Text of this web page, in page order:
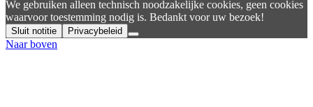
We gebruiken alleen technisch noodzakelijke cookies, geen cookies
waarvoor toestemming nodig is. Bedankt voor uw bezoek!
Sluit notitie Privacybeleid
Naar boven